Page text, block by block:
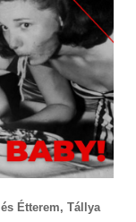
Étterem, Tállya